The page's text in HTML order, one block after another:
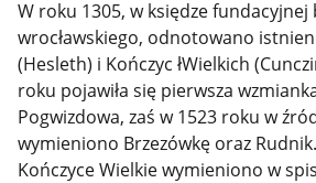
W roku 1305, w księdze fundacyjnej
wrocławskiego, odnotowano
(Hesleth) i Kończyc łWielkich
roku pojawiła się pierwsza
Pogwizdowa, zaś w 1523 roku w
wymieniono Brzezówkę oraz
Kończyce Wielkie wymieniono w